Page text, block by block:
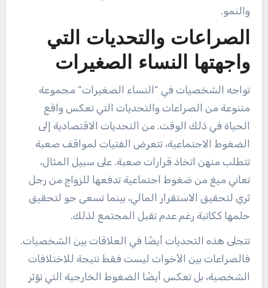
والنمو.
الصراعات والتحديات التي
واجهتها النساء الصغيرات
تواجه الشخصيات في “النساء الصغيرات” مجموعة
متنوعة من الصراعات والتحديات التي تعكس واقع
الحياة في ذلك الوقت. من التحديات الاقتصادية إلى
الضغوط الاجتماعية، تتعرض الفتيات لمواقف صعبة
تتطلب منهن اتخاذ قرارات صعبة. على سبيل المثال،
تعاني ميغ من ضغوط اجتماعية تدفعها للزواج من رجل
ثري لتحقيق الاستقرار المالي، بينما تسعى جو لتحقيق
حلمها ككاتبة رغم عدم تقبل المجتمع لذلك.
تتجلى هذه التحديات أيضًا في العلاقات بين الشخصيات.
فالصراعات بين الأخوات ليست فقط نتيجة للاختلافات
الشخصية، بل تعكس أيضًا الضغوط الخارجية التي تؤثر